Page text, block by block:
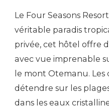
Le Four Seasons
véritable paradis
privée, cet hôtel offre
avec vue imprenable
le mont Otemanu. Les
détendre sur les
dans les eaux